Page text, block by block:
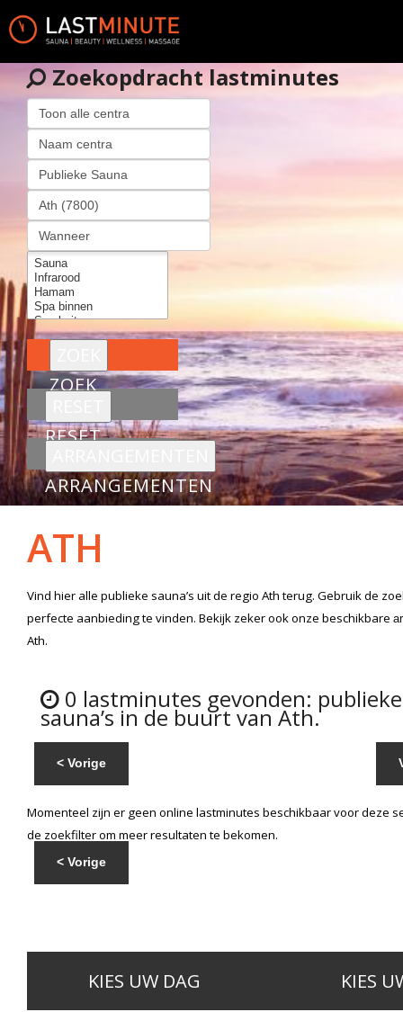
Zoekopdracht lastminutes
ZOEK
RESET
ARRANGEMENTEN
ATH
Vind hier alle publieke sauna’s uit de regio Athterug. Gebruik de
perfecte aanbieding te vinden. Bekijk zeker ook onze beschikbare
Ath.
0 lastminutes gevonden: publieke
sauna’s in de buurt van Ath.
< Vorige
Momenteel zijn er geen online lastminutes beschikbaar voor deze
de zoekfilter om meer resultaten te bekomen.
< Vorige
KIES UW DAG KIES